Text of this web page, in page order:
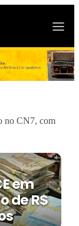
no CN7, com
em
de R$